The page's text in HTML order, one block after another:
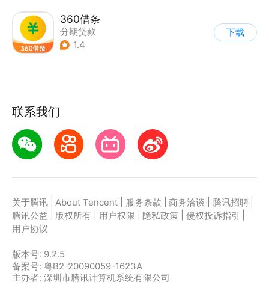
360借条
分期贷款
1.4
下载
联系我们
关于腾讯 About Tencent 服务条款 商务洽谈 腾讯招聘
腾讯公益
版权所有 用户权限 隐私政策 侵权投诉指引
用户协议
版本号: 9.2.5
备案号: 粤B2-20090059-1623A
主办者: 深圳市腾讯计算机系统有限公司